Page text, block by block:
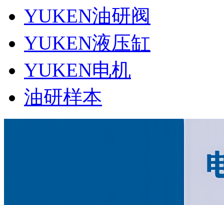
YUKEN油研阀
YUKEN液压缸
YUKEN电机
油研样本